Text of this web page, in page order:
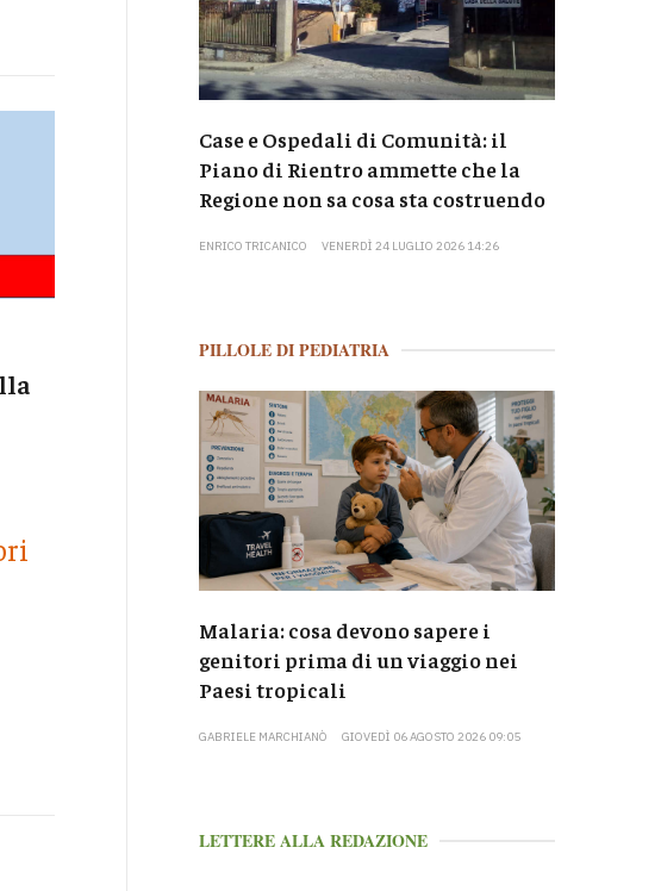
Case e Ospedali di Comunità: il
Piano di Rientro ammette che la
Regione non sa cosa sta costruendo
ENRICO TRICANICO VENERDÌ 24 LUGLIO 2026 14:26
PILLOLE DI PEDIATRIA
Malaria: cosa devono sapere i
genitori prima di un viaggio nei
Paesi tropicali
GABRIELE MARCHIANÒ GIOVEDÌ 06 AGOSTO 2026 09:05
LETTERE ALLA REDAZIONE